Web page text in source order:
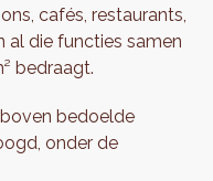
cafés, restaurants,
al die functies samen
bedraagt.
bedoelde
onder de